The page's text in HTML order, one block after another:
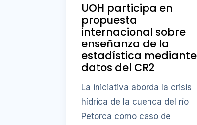
UOH participa en
propuesta
internacional sobre
enseñanza de la
estadística mediante
datos del CR2
La iniciativa aborda la crisis
hídrica de la cuenca del río
Petorca como caso de